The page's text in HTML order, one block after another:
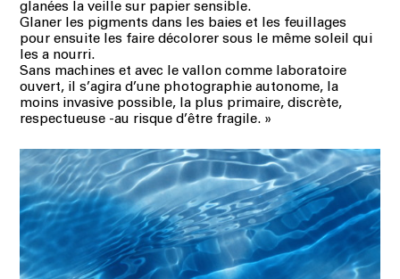
glanées la veille sur papier sensible.
Glaner les pigments dans les baies et les feuillages
pour ensuite les faire décolorer sous le même soleil qui
les a nourri.
Sans machines et avec le vallon comme laboratoire
ouvert, il s’agira d’une photographie autonome, la
moins invasive possible, la plus primaire, discrète,
respectueuse -au risque d’être fragile. »